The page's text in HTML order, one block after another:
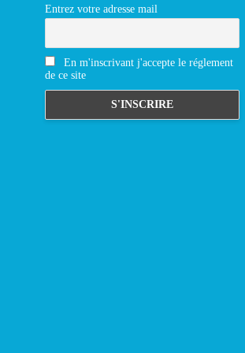
Entrez votre adresse mail
En m'inscrivant j'accepte le réglement
de ce site